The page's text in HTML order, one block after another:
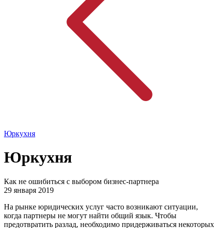
Юркухня
Юркухня
Как не ошибиться с выбором бизнес-партнера
29 января 2019
На рынке юридических услуг часто возникают ситуации,
когда партнеры не могут найти общий язык. Чтобы
предотвратить разлад, необходимо придерживаться некоторых